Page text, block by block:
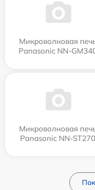
Микроволновая
Panasonic NN-
Микроволновая
Panasonic NN-ST270